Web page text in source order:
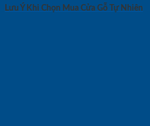
Lưu Ý Khi Chọn Mua Cửa Gỗ Tự Nhiên